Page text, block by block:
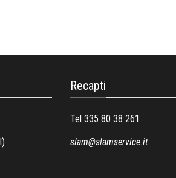
Recapti
Tel 335 80 38 261
slam@slamservice.it